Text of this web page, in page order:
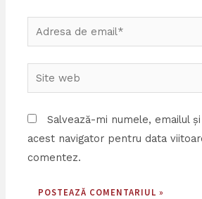
Adresa
de
email*
Site
web
Salvează-mi numele, emailul
acest navigator pentru data
comentez.